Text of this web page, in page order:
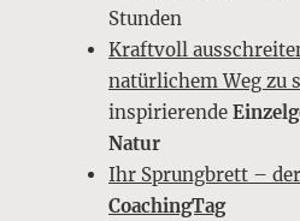
Stunden
Kraftvoll
natürlichem Weg zu
inspirierende
Natur
Ihr Sprungbrett –
CoachingTag